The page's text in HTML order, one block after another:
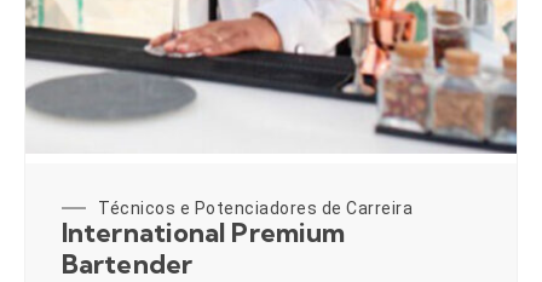
Técnicos e Potenciadores de Carreira
International Premium
Bartender